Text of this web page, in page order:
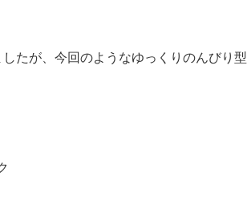
たが、今回のようなゆっくりのんびり型